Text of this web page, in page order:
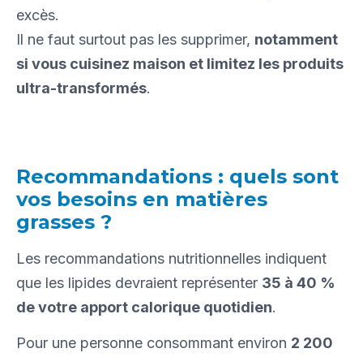
excès.
Il ne faut surtout pas les supprimer, notamment
si vous cuisinez maison et limitez les produits
ultra-transformés.
Recommandations : quels sont
vos besoins en matières
grasses ?
Les recommandations nutritionnelles indiquent
que les lipides devraient représenter 35 à 40 %
de votre apport calorique quotidien.
Pour une personne consommant environ 2 200